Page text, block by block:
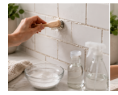
Zeng, K.-W., Zhang, T., Fu, H.,
(2012). Schisandrin B exerts
by inhibiting the Toll-like
MyD88/IKK/NF-κB signaling
induced microglia. European
692(1–3), 29–37. https://
Park, J. Y., Shin, H. K., Lee, Y.